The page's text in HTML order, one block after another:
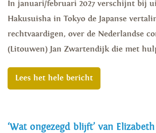
In januari/februari 2027 verschijnt bij
Hakusuisha in Tokyo de Japanse
rechtvaardigen, over de Nederlandse
(Litouwen) Jan Zwartendijk die met
Lees het hele bericht
‘Wat ongezegd blijft’ van